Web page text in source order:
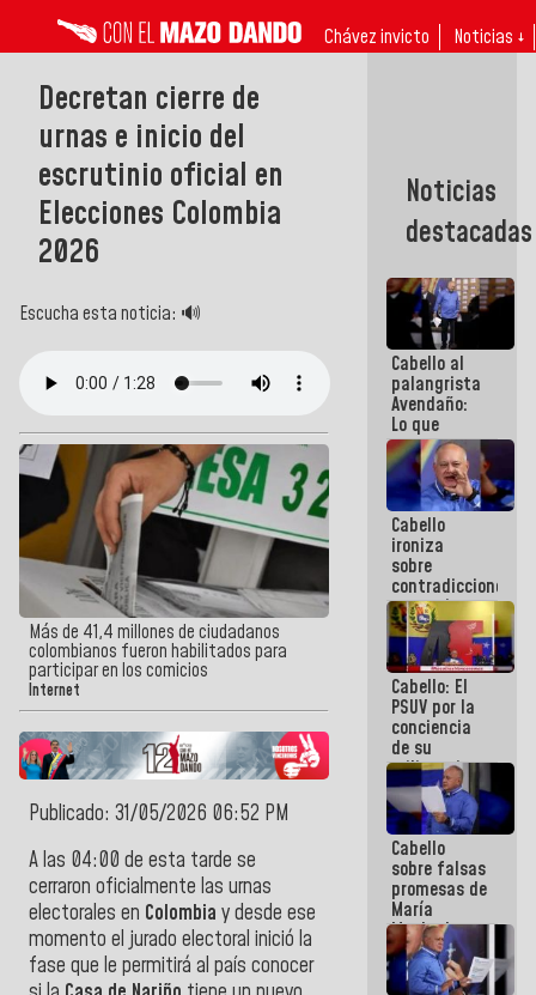
Chávez invicto Noticias ↓
Decretan cierre de
urnas e inicio del
escrutinio oficial en
Elecciones Colombia
2026
Escucha esta noticia: 🔊
Más de 41,4 millones de ciudadanos
colombianos fueron habilitados para
participar en los comicios
Internet
Publicado: 31/05/2026 06:52 PM
A las 04:00 de esta tarde se
cerraron oficialmente las urnas
electorales en Colombia y desde ese
momento el jurado electoral inició la
fase que le permitirá al país conocer
Noticias
destacadas
Cabello al
palangrista
Avendaño:
Lo que
vayas a
escribir
hazlo hoy
por que no
sabemos si
la semana
que viene
hay
programa
Cabello
ironiza
sobre
contradicciones
y mentiras
de María
Machado:
¡Créanle!
Cabello: El
PSUV por la
conciencia
de su
militancia
es la
organización
política más
sólida de
Venezuela
Cabello
sobre falsas
promesas de
María
Machado:
¿Quién le
puede creer?